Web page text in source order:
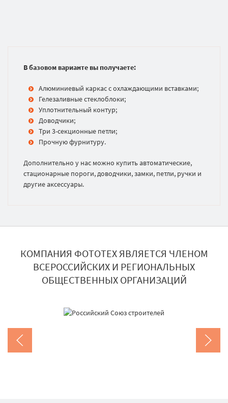
В базовом варианте вы получаете:
Алюминиевый каркас с охлаждающими вставками;
Гелезаливные стеклоблоки;
Уплотнительный контур;
Доводчики;
Три 3-секционные петли;
Прочную фурнитуру.
Дополнительно у нас можно купить автоматические,
стационарные пороги, доводчики, замки, петли, ручки и
другие аксессуары.
КОМПАНИЯ ФОТОТЕХ ЯВЛЯЕТСЯ ЧЛЕНОМ
ВСЕРОССИЙСКИХ И РЕГИОНАЛЬНЫХ
ОБЩЕСТВЕННЫХ ОРГАНИЗАЦИЙ